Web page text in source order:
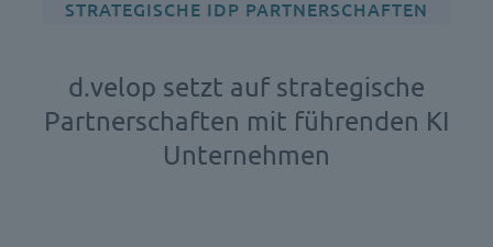
STRATEGISCHE IDP PARTNERSCHAFTEN
d.velop setzt auf strategische
Partnerschaften mit führenden KI
Unternehmen